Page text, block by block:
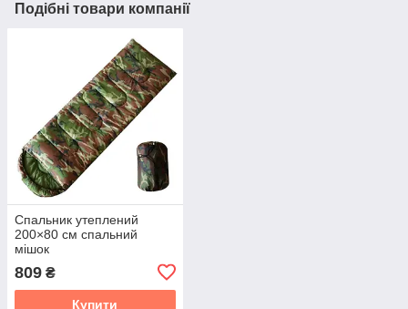
Подібні товари компанії
Спальник утеплений
200×80 см спальний
мішок
809 ₴
Купити